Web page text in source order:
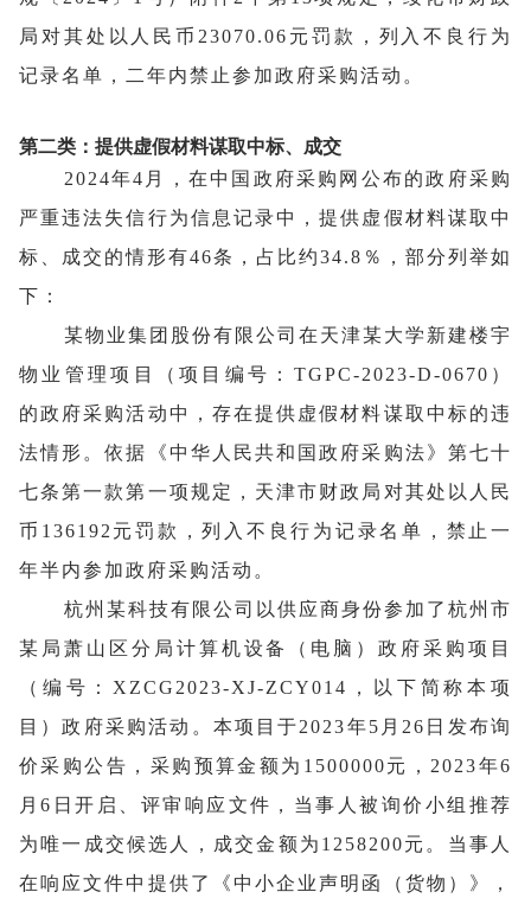
局对其处以人民币23070.06元罚款，列入不良行为
记录名单，二年内禁止参加政府采购活动。
第二类：提供虚假材料谋取中标、成交
2024年4月，在中国政府采购网公布的政府采购
严重违法失信行为信息记录中，提供虚假材料谋取中
标、成交的情形有46条，占比约34.8％，部分列举如
下 ：
某物业集团股份有限公司在天津某大学新建楼宇
物业管理项目（项目编号：TGPC-2023-D-0670）
的政府采购活动中，存在提供虚假材料谋取中标的违
法情形。依据《中华人民共和国政府采购法》第七十
七条第一款第一项规定，天津市财政局对其处以人民
币136192元罚款，列入不良行为记录名单，禁止一
年半内参加政府采购活动。
杭州某科技有限公司以供应商身份参加了杭州市
某局萧山区分局计算机设备（电脑）政府采购项目
（编号：XZCG2023-XJ-ZCY014，以下简称本项
目）政府采购活动。本项目于2023年5月26日发布询
价采购公告，采购预算金额为1500000元，2023年6
月6日开启、评审响应文件，当事人被询价小组推荐
为唯一成交候选人，成交金额为1258200元。当事人
在响应文件中提供了《中小企业声明函（货物）》，